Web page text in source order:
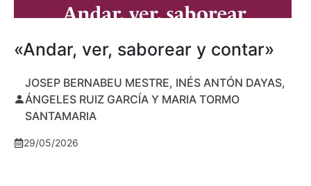
«Andar, ver, saborear y contar»
JOSEP BERNABEU MESTRE, INÉS ANTÓN DAYAS,
ÁNGELES RUIZ GARCÍA Y MARIA TORMO
SANTAMARIA
29/05/2026